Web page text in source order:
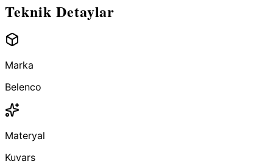
Teknik Detaylar
Marka
Belenco
Materyal
Kuvars